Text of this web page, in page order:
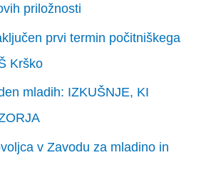
priložnosti
prvi termin počitniškega
Krško
mladih: IZKUŠNJE, KI
v Zavodu za mladino in